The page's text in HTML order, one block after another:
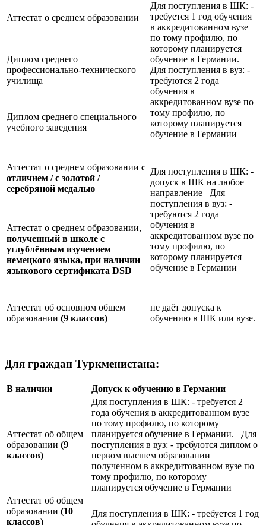
Аттестат о среднем образовании
Для поступления в ШК: -
требуется 1 год обучения
в аккредитованном вузе
по тому профилю, по
которому планируется
обучение в Германии.
Для поступления в вуз: -
требуются 2 года
обучения в
аккредитованном вузе по
тому профилю, по
которому планируется
обучение в Германии
Диплом среднего
профессионально-технического
училища
Диплом среднего специального
учебного заведения
Аттестат о среднем образовании с
отличием / с золотой /
серебряной медалью
Для поступления в ШК: -
допуск в ШК на любое
направление Для
поступления в вуз: -
требуются 2 года
обучения в
аккредитованном вузе по
тому профилю, по
которому планируется
обучение в Германии
Аттестат о среднем образовании,
полученный в школе с
углублённым изучением
немецкого языка, при наличии
языкового сертификата DSD
Аттестат об основном общем
образовании (9 классов)
не даёт допуска к
обучению в ШК или вузе.
Для граждан Туркменистана:
В наличии Допуск к обучению в Германии
Аттестат об общем
образовании (9
классов)
Для поступления в ШК: - требуется 2
года обучения в аккредитованном вузе
по тому профилю, по которому
планируется обучение в Германии. Для
поступления в вуз: - требуются диплом о
первом высшем образовании
полученном в аккредитованном вузе по
тому профилю, по которому
планируется обучение в Германии
Аттестат об общем
образовании (10
классов)
Для поступления в ШК: - требуется 1 год